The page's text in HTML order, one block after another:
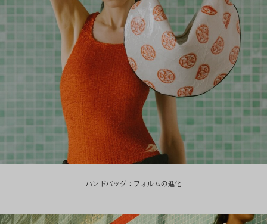
ハンドバッグ：フォルムの進化